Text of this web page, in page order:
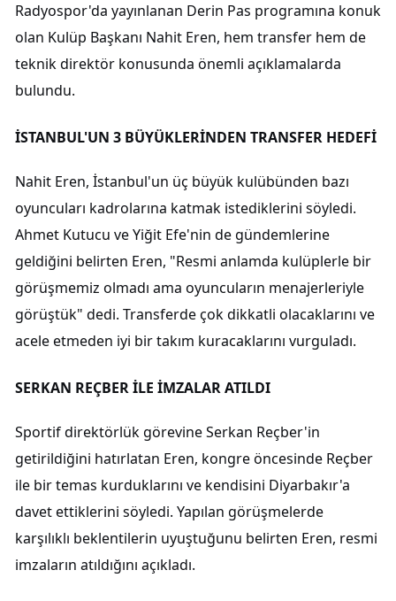
Radyospor'da yayınlanan Derin Pas programına konuk
olan Kulüp Başkanı Nahit Eren, hem transfer hem de
teknik direktör konusunda önemli açıklamalarda
bulundu.
İSTANBUL'UN 3 BÜYÜKLERİNDEN TRANSFER HEDEFİ
Nahit Eren, İstanbul'un üç büyük kulübünden bazı
oyuncuları kadrolarına katmak istediklerini söyledi.
Ahmet Kutucu ve Yiğit Efe'nin de gündemlerine
geldiğini belirten Eren, "Resmi anlamda kulüplerle bir
görüşmemiz olmadı ama oyuncuların menajerleriyle
görüştük" dedi. Transferde çok dikkatli olacaklarını ve
acele etmeden iyi bir takım kuracaklarını vurguladı.
SERKAN REÇBER İLE İMZALAR ATILDI
Sportif direktörlük görevine Serkan Reçber'in
getirildiğini hatırlatan Eren, kongre öncesinde Reçber
ile bir temas kurduklarını ve kendisini Diyarbakır'a
davet ettiklerini söyledi. Yapılan görüşmelerde
karşılıklı beklentilerin uyuştuğunu belirten Eren, resmi
imzaların atıldığını açıkladı.